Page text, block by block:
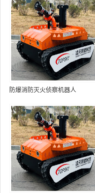
装置+语音控制+跟随功能+5G控
制+水炮跟踪火焰+自主导航）
防爆消防灭火侦察机器人